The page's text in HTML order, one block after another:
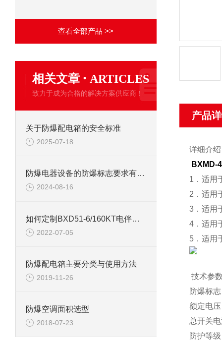
查看全部产品 >>
相关文章 · ARTICLES
致力于成为合格的解决方案供应商！
关于防爆配电箱的安全标准
2025-07-18
防爆电器设备的防爆标志要求有哪些参考
2024-08-16
如何定制BXD51-6/160KT电伴热防爆配电箱电伴热防爆配电柜原理
2022-07-05
防爆配电箱主要分类与使用方法
2019-11-26
防爆空调面积选型
2018-07-23
产品
详细介
BXMD-
1．适用
2．适用
3．适用
4．适用
5．适用
技术参
防爆标
额定电
总开关
防护等